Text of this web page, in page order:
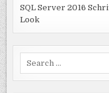
SQL Server 2016
Look